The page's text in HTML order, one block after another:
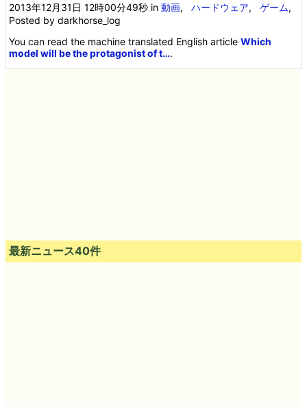
2013年12月31日 12時00分49秒 in動画,ハードウェア,ゲーム,
Posted by darkhorse_log
You can read the machine translated English articleWhich
model will be the protagonist of t….
最新ニュース40件